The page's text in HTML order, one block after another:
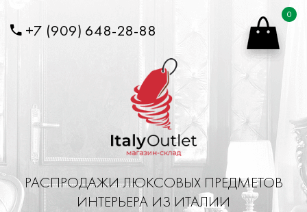
+7 (909) 648-28-88
0
РАСПРОДАЖИ ЛЮКСОВЫХ ПРЕДМЕТОВ
ИНТЕРЬЕРА ИЗ ИТАЛИИ